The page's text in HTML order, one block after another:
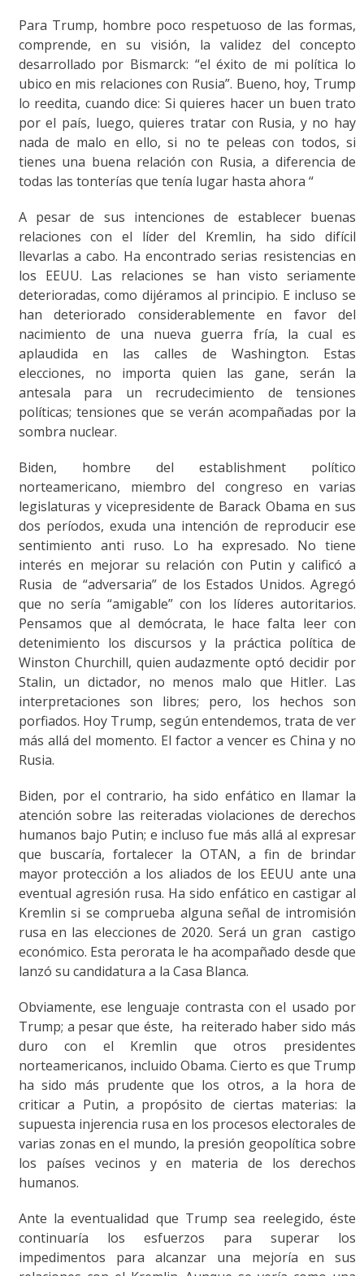
Para Trump, hombre poco respetuoso de las formas,
comprende, en su visión, la validez del concepto
desarrollado por Bismarck: “el éxito de mi política lo
ubico en mis relaciones con Rusia”. Bueno, hoy, Trump
lo reedita, cuando dice: Si quieres hacer un buen trato
por el país, luego, quieres tratar con Rusia, y no hay
nada de malo en ello, si no te peleas con todos, si
tienes una buena relación con Rusia, a diferencia de
todas las tonterías que tenía lugar hasta ahora “
A pesar de sus intenciones de establecer buenas
relaciones con el líder del Kremlin, ha sido difícil
llevarlas a cabo. Ha encontrado serias resistencias en
los EEUU. Las relaciones se han visto seriamente
deterioradas, como dijéramos al principio. E incluso se
han deteriorado considerablemente en favor del
nacimiento de una nueva guerra fría, la cual es
aplaudida en las calles de Washington. Estas
elecciones, no importa quien las gane, serán la
antesala para un recrudecimiento de tensiones
políticas; tensiones que se verán acompañadas por la
sombra nuclear.
Biden, hombre del establishment político
norteamericano, miembro del congreso en varias
legislaturas y vicepresidente de Barack Obama en sus
dos períodos, exuda una intención de reproducir ese
sentimiento anti ruso. Lo ha expresado. No tiene
interés en mejorar su relación con Putin y calificó a
Rusia de “adversaria” de los Estados Unidos. Agregó
que no sería “amigable” con los líderes autoritarios.
Pensamos que al demócrata, le hace falta leer con
detenimiento los discursos y la práctica política de
Winston Churchill, quien audazmente optó decidir por
Stalin, un dictador, no menos malo que Hitler. Las
interpretaciones son libres; pero, los hechos son
porfiados. Hoy Trump, según entendemos, trata de ver
más allá del momento. El factor a vencer es China y no
Rusia.
Biden, por el contrario, ha sido enfático en llamar la
atención sobre las reiteradas violaciones de derechos
humanos bajo Putin; e incluso fue más allá al expresar
que buscaría, fortalecer la OTAN, a fin de brindar
mayor protección a los aliados de los EEUU ante una
eventual agresión rusa. Ha sido enfático en castigar al
Kremlin si se comprueba alguna señal de intromisión
rusa en las elecciones de 2020. Será un gran castigo
económico. Esta perorata le ha acompañado desde que
lanzó su candidatura a la Casa Blanca.
Obviamente, ese lenguaje contrasta con el usado por
Trump; a pesar que éste, ha reiterado haber sido más
duro con el Kremlin que otros presidentes
norteamericanos, incluido Obama. Cierto es que Trump
ha sido más prudente que los otros, a la hora de
criticar a Putin, a propósito de ciertas materias: la
supuesta injerencia rusa en los procesos electorales de
varias zonas en el mundo, la presión geopolítica sobre
los países vecinos y en materia de los derechos
humanos.
Ante la eventualidad que Trump sea reelegido, éste
continuaría los esfuerzos para superar los
impedimentos para alcanzar una mejoría en sus